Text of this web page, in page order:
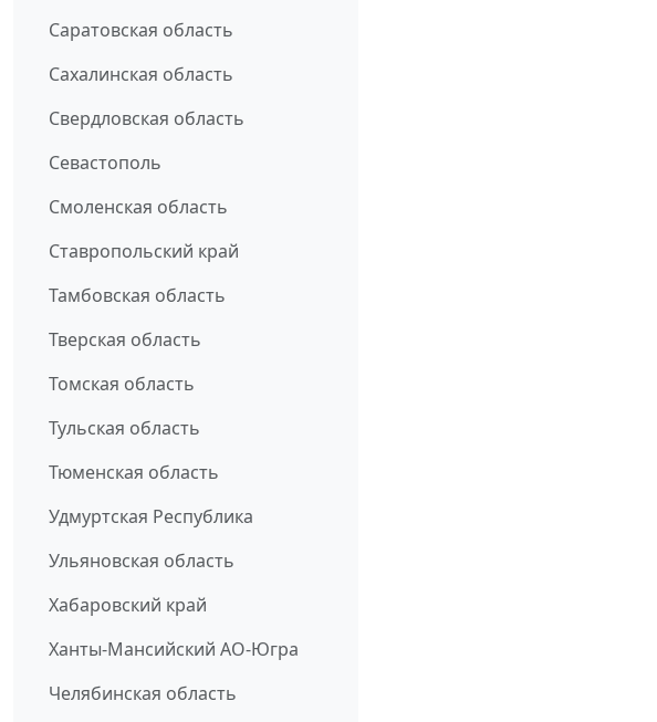
Саратовская область
Сахалинская область
Свердловская область
Севастополь
Смоленская область
Ставропольский край
Тамбовская область
Тверская область
Томская область
Тульская область
Тюменская область
Удмуртская Республика
Ульяновская область
Хабаровский край
Ханты-Мансийский АО-Югра
Челябинская область